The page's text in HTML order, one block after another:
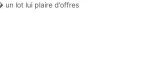
lot lui plaire d’offres